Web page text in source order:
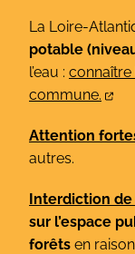
contenu
La Loire-
potable
l’eau :
commune.
Attention
autres.
Interdiction de
sur l’espace
forêts en